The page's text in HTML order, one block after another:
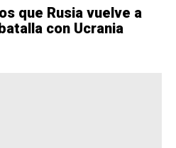
que Rusia vuelve a
con Ucrania